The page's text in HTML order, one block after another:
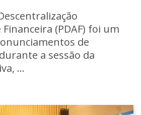
(PDAF) foi um
de
a sessão da
...